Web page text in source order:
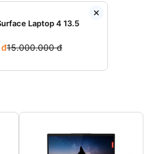
Laptop 4 13.5
đ15.000.000 đ